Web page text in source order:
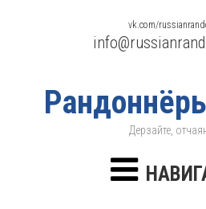
Дерзайте,
vk.com/